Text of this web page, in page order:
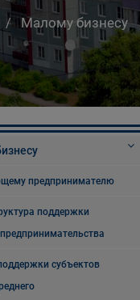
Малому бизнесу
предпринимателю
поддержки
субъектов